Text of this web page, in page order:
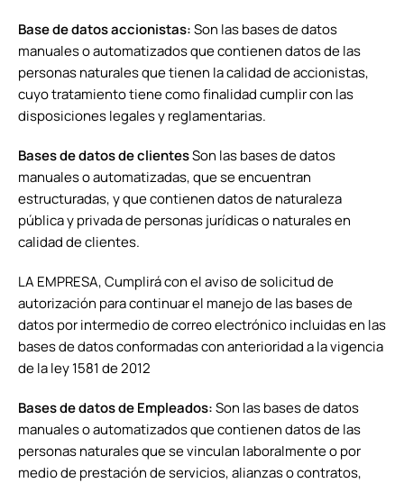
Base de datos accionistas:Son las bases de datos
manuales o automatizados que contienen datos de las
personas naturales que tienen la calidad de accionistas,
cuyo tratamiento tiene como finalidad cumplir con las
disposiciones legales y reglamentarias.
Bases de datos de clientesSon las bases de datos
manuales o automatizadas, que se encuentran
estructuradas, y que contienen datos de naturaleza
pública y privada de personas jurídicas o naturales en
calidad de clientes.
LA EMPRESA, Cumplirá con el aviso de solicitud de
autorización para continuar el manejo de las bases de
datos por intermedio de correo electrónico incluidas en las
bases de datos conformadas con anterioridad a la vigencia
de la ley 1581 de 2012
Bases de datos de Empleados:Son las bases de datos
manuales o automatizados que contienen datos de las
personas naturales que se vinculan laboralmente o por
medio de prestación de servicios, alianzas o contratos,